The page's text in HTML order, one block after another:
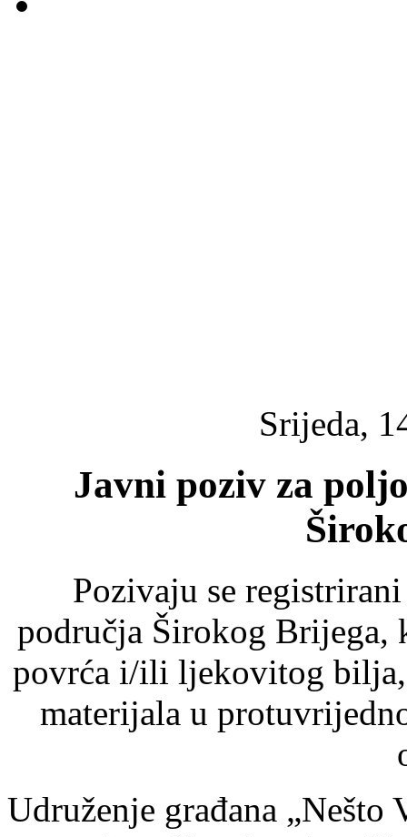
Srijeda,
Javni poziv za
Pozivaju se
područja Širokog Brijega,
povrća i/ili ljekovitog bilja,
materijala u
Udruženje građana „Nešto